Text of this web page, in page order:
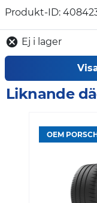
Produkt-ID:
Ej i lager
Liknande
OEM